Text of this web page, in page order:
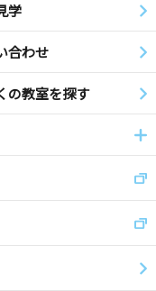
学
合わせ
の教室を探す